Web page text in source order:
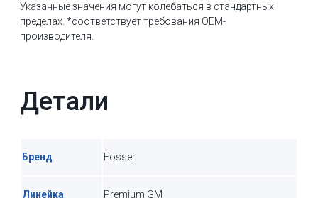
Указанные значения могут колебаться в стандартных
пределах. *соответствует требования OEM-
производителя.
Детали
Бренд Fosser
Линейка Premium GM